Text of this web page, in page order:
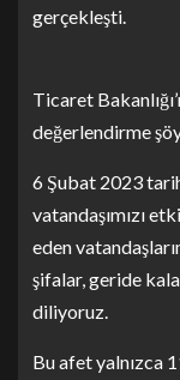
gerçekleşti.
Ticaret
değerlendirme
6 Şubat 2023
vatandaşımızı
eden
şifalar, geride
diliyoruz.
Bu afet yalnızca